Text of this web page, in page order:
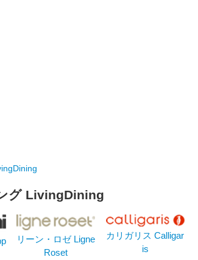
グ LivingDining
リーン・ロゼ Ligne
Roset
カリガリス Calligar
is